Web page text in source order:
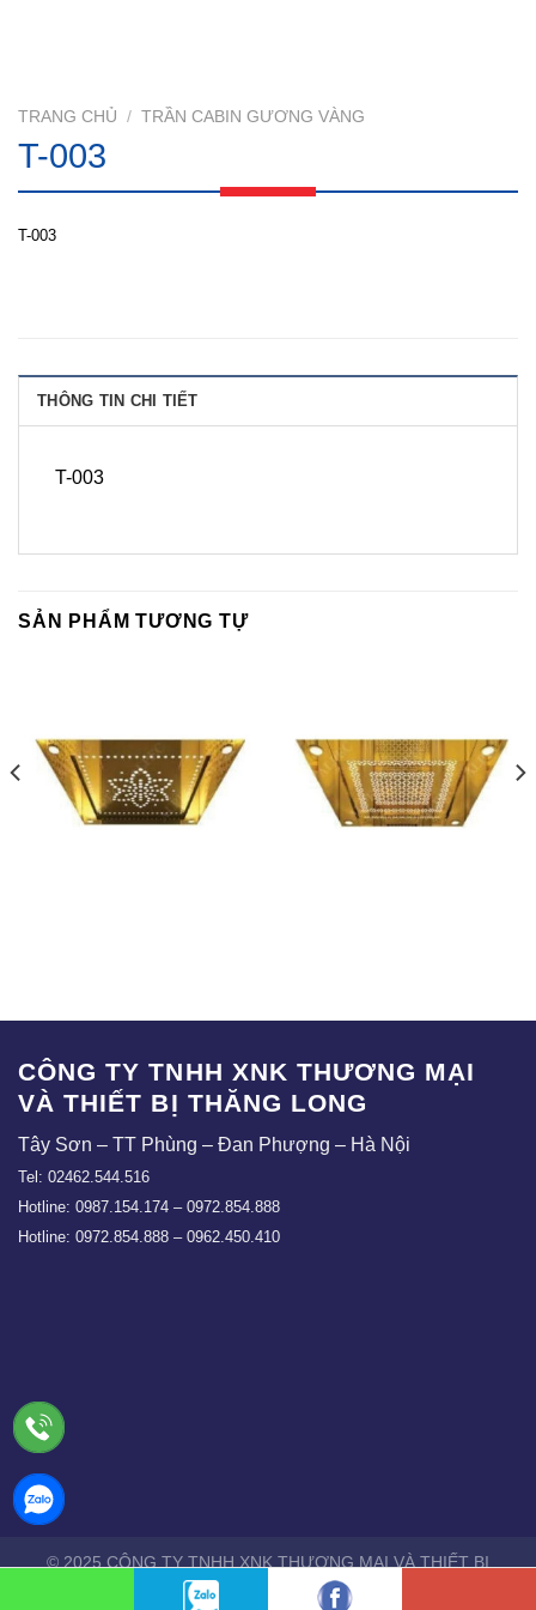
TRANG CHỦ / TRẦN CABIN GƯƠNG VÀNG
T-003
T-003
THÔNG TIN CHI TIẾT
T-003
SẢN PHẨM TƯƠNG TỰ
CÔNG TY TNHH XNK THƯƠNG MẠI
VÀ THIẾT BỊ THĂNG LONG
Tây Sơn – TT Phùng – Đan Phượng – Hà Nội
Tel: 02462.544.516
Hotline: 0987.154.174 – 0972.854.888
Hotline: 0972.854.888 – 0962.450.410
© 2025 CÔNG TY TNHH XNK THƯƠNG MẠI VÀ THIẾT BỊ
THĂNG LONG